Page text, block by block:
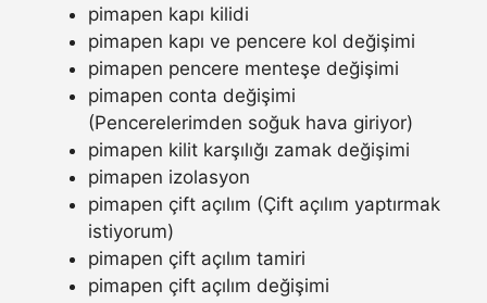
pimapen kapı kilidi
pimapen kapı ve pencere kol değişimi
pimapen pencere menteşe değişimi
pimapen conta değişimi
(Pencerelerimden soğuk hava giriyor)
pimapen kilit karşılığı zamak değişimi
pimapen izolasyon
pimapen çift açılım (Çift açılım yaptırmak
istiyorum)
pimapen çift açılım tamiri
pimapen çift açılım değişimi